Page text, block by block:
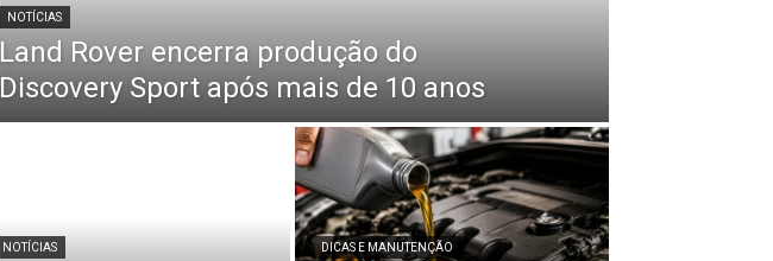
NOTÍCIAS
Land Rover encerra produção do
Discovery Sport após mais de 10 anos
NOTÍCIAS DICAS E MANUTENÇÃO